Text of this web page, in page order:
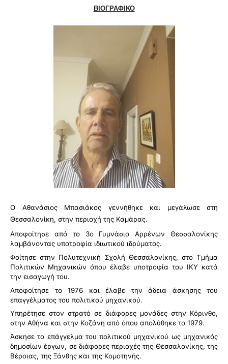
ΒΙΟΓΡΑΦΙΚΟ
Ο Αθανάσιος Μπασιάκος γεννήθηκε και μεγάλωσε στη
Θεσσαλονίκη, στην περιοχή της Καμάρας.
Αποφοίτησε από το 3ο Γυμνάσιο Αρρένων Θεσσαλονίκης
λαμβάνοντας υποτροφία ιδιωτικού ιδρύματος.
Φοίτησε στην Πολυτεχνική Σχολή Θεσσαλονίκης, στο Τμήμα
Πολιτικών Μηχανικών όπου έλαβε υποτροφία του ΙΚΥ κατά
την εισαγωγή του.
Αποφοίτησε το 1976 και έλαβε την άδεια άσκησης του
επαγγέλματος του πολιτικού μηχανικού.
Υπηρέτησε στον στρατό σε διάφορες μονάδες στην Κόρινθο,
στην Αθήνα και στην Κοζάνη από όπου απολύθηκε το 1979.
Άσκησε το επάγγελμα του πολιτικού μηχανικού ως μηχανικός
δημοσίων έργων, σε διάφορες περιοχές της Θεσσαλονίκης, της
Βέροιας, της Ξάνθης και της Κομοτηνής.